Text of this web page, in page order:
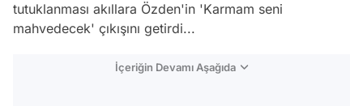
tutuklanması akıllara Özden'in 'Karmam seni
mahvedecek' çıkışını getirdi...
İçeriğin Devamı Aşağıda